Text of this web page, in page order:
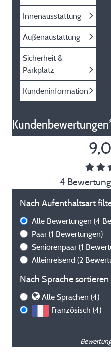
Innenausstattung
Außenaustattung
Sicherheit &
Parkplatz
Kundeninformation
4
Nach Aufenthaltsart
Alle Bewertungen (4
Paar (1 Bewertungen)
Seniorenpaar (1
Alleinreisend (2
Nach Sprache sortieren
Alle Sprachen (4)
Französisch (4)